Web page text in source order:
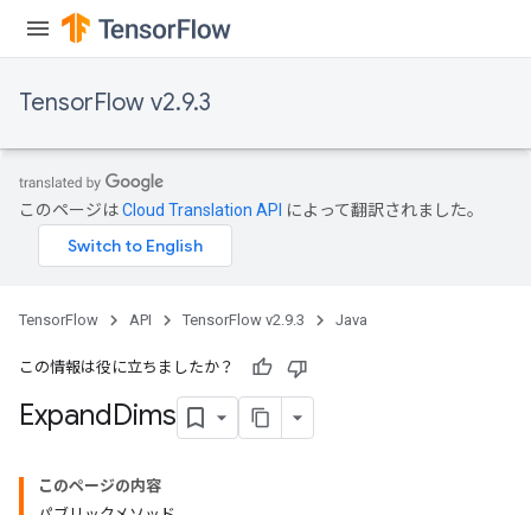
TensorFlow v2.9.3
このページはCloud Translation API によって翻訳されました。
TensorFlow API TensorFlow v2.9.3 Java
この情報は役に立ちましたか？
ExpandDims
このページの内容